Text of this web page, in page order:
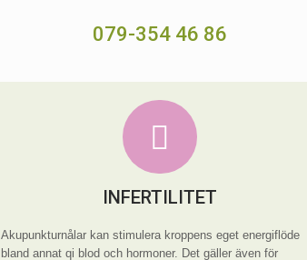
079-354 46 86
INFERTILITET
Akupunkturnålar kan stimulera kroppens eget energiflöde
bland annat qi blod och hormoner. Det gäller även för